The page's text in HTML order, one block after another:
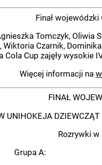
Finał wojewódzki
Tomczyk, Oliwia
Wiktoria Czarnik,
Cola Cup zajęły wysokie
Więcej informacji na
FINAŁ
UNIHOKEJA
Rozrywki w
Grupa A: